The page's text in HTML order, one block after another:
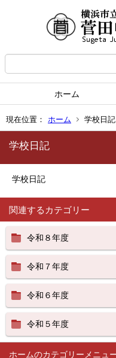
ホーム
現在位置： ホーム 学校日記
ホーム
学校日記
学校日記
関連するカテゴリー
令和８年度
令和７年度
令和６年度
令和５年度